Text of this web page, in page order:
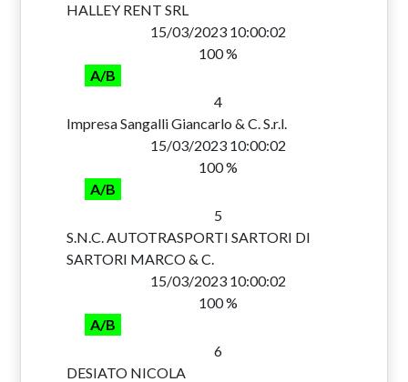
HALLEY RENT SRL
15/03/2023 10:00:02
100 %
A/B
4
Impresa Sangalli Giancarlo & C. S.r.l.
15/03/2023 10:00:02
100 %
A/B
5
S.N.C. AUTOTRASPORTI SARTORI DI
SARTORI MARCO & C.
15/03/2023 10:00:02
100 %
A/B
6
DESIATO NICOLA